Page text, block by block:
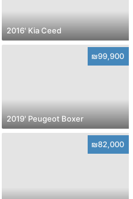
2016' Kia Ceed
₪99,900
2019' Peugeot Boxer
₪82,000